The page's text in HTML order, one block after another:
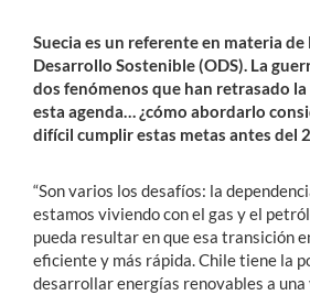
Suecia es un referente en materia
Desarrollo Sostenible (ODS). La
dos fenómenos que han retrasado
esta agenda… ¿cómo abordarlo
difícil cumplir estas metas antes del
“Son varios los desafíos: la
estamos viviendo con el gas y el
pueda resultar en que esa transición
eficiente y más rápida. Chile tiene la
desarrollar energías renovables a